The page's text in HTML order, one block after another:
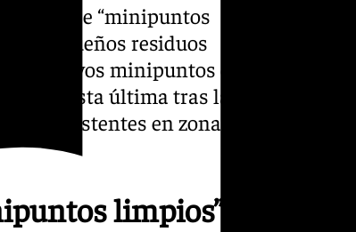
la red de “minipuntos
de pequeños residuos
nuevos minipuntos en
esta última tras la
ya existentes en zonas
limpios”